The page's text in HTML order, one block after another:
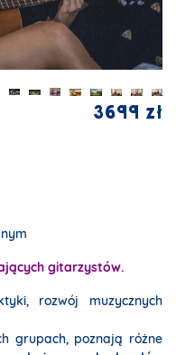
3699 zł
gitarzystów.
rozwój muzycznych
grupach, poznają różne